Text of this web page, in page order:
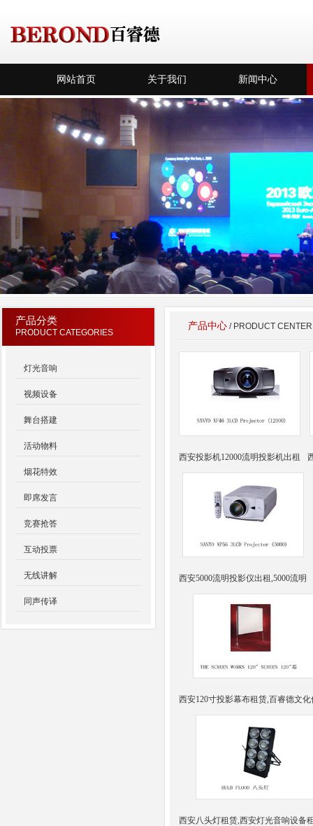
网站首页 关于我们 新闻中心
产品分类
PRODUCT CATEGORIES
灯光音响
视频设备
舞台搭建
活动物料
烟花特效
即席发言
竞赛抢答
互动投票
无线讲解
同声传译
产品中心 / PRODUCT CENTER
西安投影机12000流明投影机出租
西安5000流明投影仪出租,5000流明
西安120寸投影幕布租赁,百睿德文化
西安八头灯租赁,西安灯光音响设备